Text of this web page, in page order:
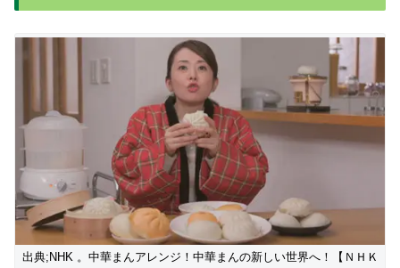
出典;NHK 。中華まんアレンジ！中華まんの新しい世界へ！【ＮＨＫ